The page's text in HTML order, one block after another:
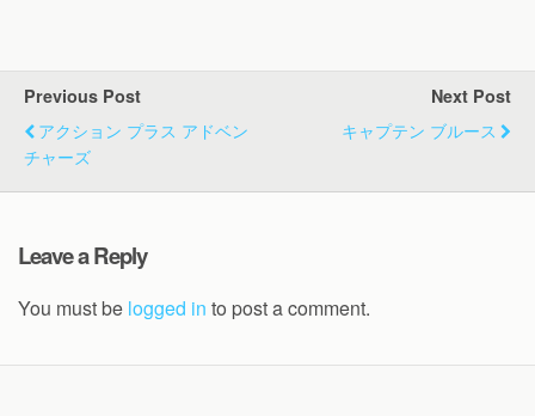
Previous Post
アクション プラス アドベン
チャーズ
Next Post
キャプテン ブルース
Leave a Reply
You must be logged in to post a comment.